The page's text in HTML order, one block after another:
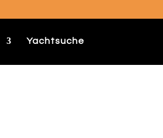
Yachtsuche